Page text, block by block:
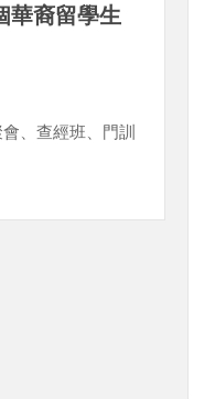
華裔留學生
、查經班、門訓